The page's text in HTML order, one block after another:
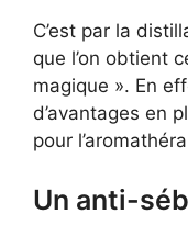
C’est par la
que l’on obtient
magique ». En
d’avantages en
pour
Un anti-